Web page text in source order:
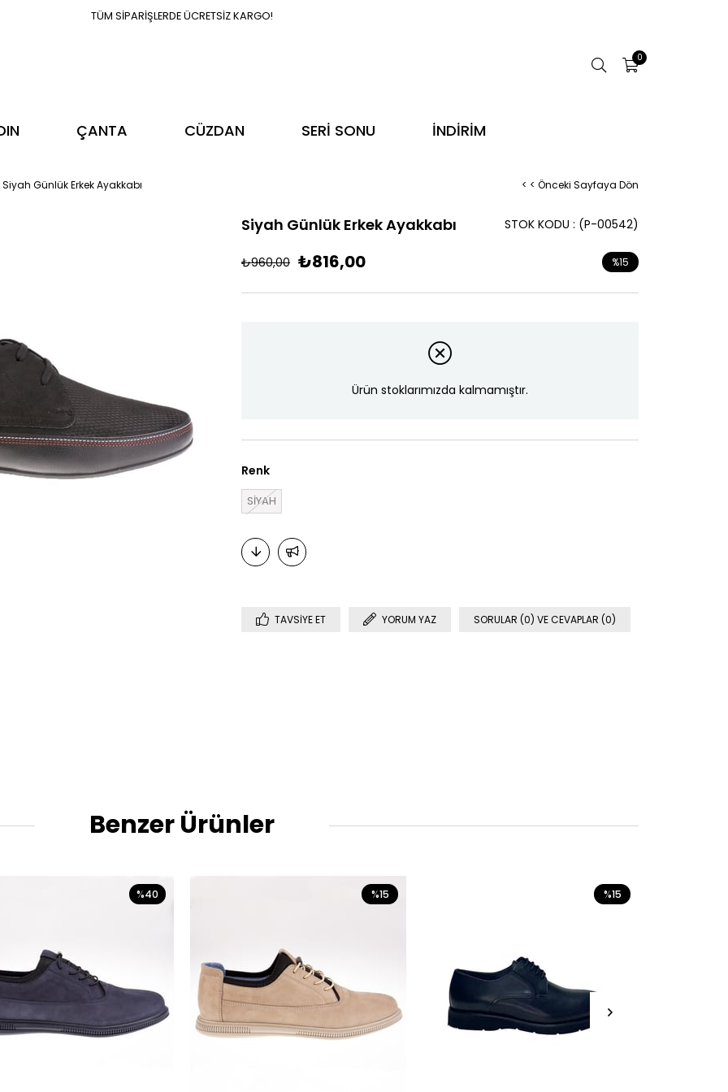
TÜM SİPARİŞLERDE ÜCRETSİZ KARGO!
0
ÇANTA CÜZDAN SERİ SONU İNDİRİM
Siyah Günlük Erkek Ayakkabı < < Önceki Sayfaya Dön
Siyah Günlük Erkek Ayakkabı (P-00542)
STOK KODU
₺960,00 ₺816,00 %15
Ürün stoklarımızda kalmamıştır.
Renk
SİYAH
TAVSIYE ET YORUM YAZ SORULAR (0) VE CEVAPLAR (0)
Benzer Ürünler
%40 %15 %15